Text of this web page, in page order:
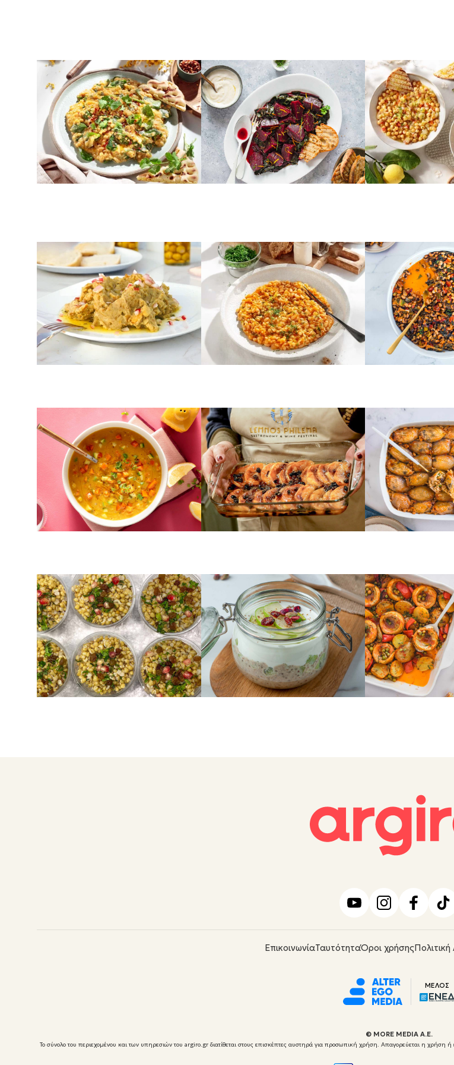
Κόκκινες φακές με σπανάκι
& μπαχαρικά
ΟΣΠΡΙΑ
Σαλάτα με παντζαρόφυλλα
και μαριναρισμένα
παντζάρια
ΣΑΛΑΤΕΣ
Ρεβύθια με
(Ντερμπιέ)
ΟΣΠΡΙΑ
Κουκόφαβα (φάβα από
κουκιά)
Φασόλια βανίλιες Φενεού
με ρύζι και μάραθο
ΟΣΠΡΙΑ
Γιαχνερά
μαυρομάτικα
ΟΣΠΡΙΑ
Σούπα φάβας με λαχανικά
ΑΛΜΥΡΑ
Φελόπιτα, γλυκιά
κολοκυθόπιτα Λήμνου
ΠΑΡΑΔΟΣΙΑΚΑ ΓΛΥΚΑ
Κρεμμύδια
νηστήσιμα
Κρητικά κόλυβα
ΠΑΡΑΔΟΣΙΑΚΑ ΓΛΥΚΑ
Υγιεινό πρωινό στο γραφείο
ΠΡΩΙΝΟ
Αγκινάρες
πατάτες
ΛΑΧΑΝΙΚΑ
1 2 … 32
ΕπικοινωνίαΤαυτότηταΌροι χρήσης
ΜΕΛΟΣ
© ΜORE MEDIA Α.Ε.
Το σύνολο του περιεχομένου και των υπηρεσιών του argiro.gr διατίθεται στους επισκέπτες αυστηρά για προσωπική χρήση. Απαγορεύεται η